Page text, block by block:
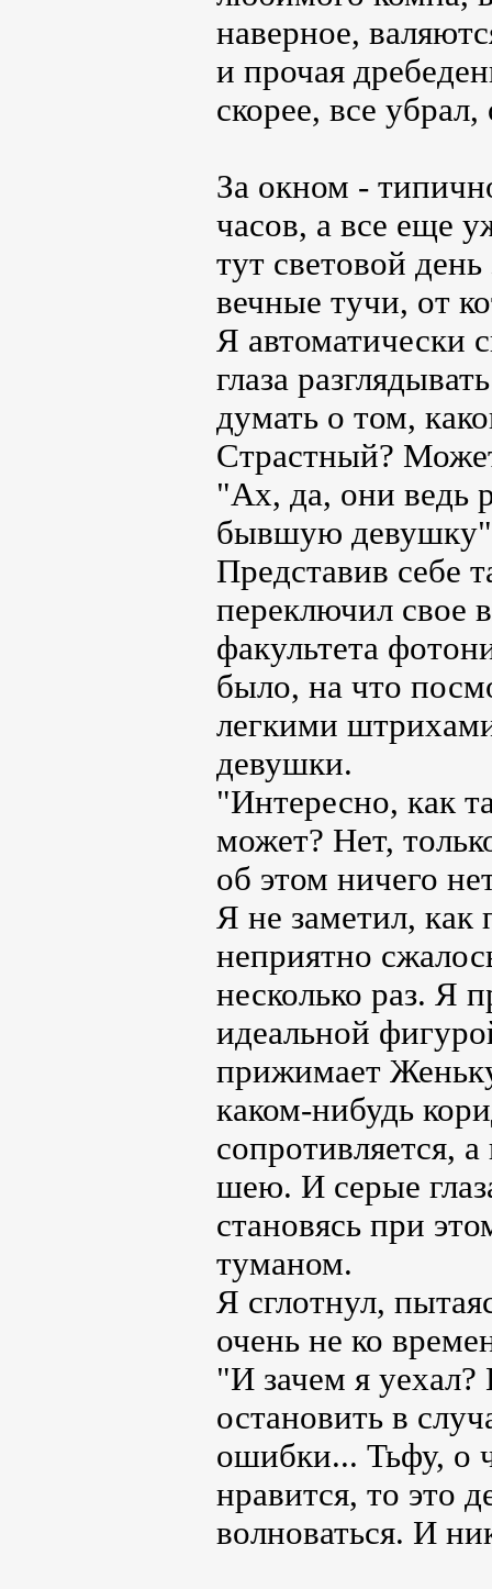
наверное,
и прочая
скорее, все
За окном -
часов, а все еще
тут световой
вечные тучи, от
Я автоматически
глаза
думать о том,
Страстный?
"Ах, да, они ведь
бывшую девушку"
Представив себе
переключил свое
факультета
было, на что
легкими
девушки.
"Интересно, как
может? Нет,
об этом ничего
Я не заметил, как
неприятно
несколько раз. Я
идеальной
прижимает
каком-нибудь
сопротивляется,
шею. И серые
становясь при
туманом.
Я сглотнул,
очень не ко
"И зачем я уехал?
остановить в
ошибки... Тьфу, о
нравится, то это
волноваться. И